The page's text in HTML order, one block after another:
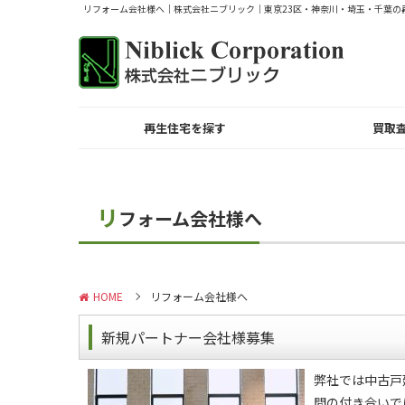
リフォーム会社様へ｜株式会社ニブリック｜東京23区・神奈川・埼玉・千葉
再生住宅を探す 買取
リ フォーム会社様へ
HOME リフォーム会社様へ
新規パートナー会社様募集
弊社では中古